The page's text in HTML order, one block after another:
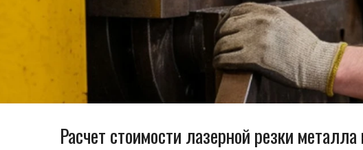
Расчет стоимости лазерной резки металла